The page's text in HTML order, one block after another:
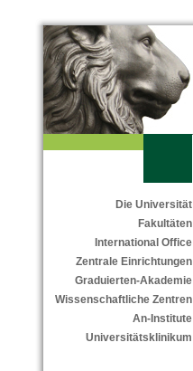
Die Universität
Fakultäten
International Office
Zentrale Einrichtungen
Graduierten-Akademie
Wissenschaftliche Zentren
An-Institute
Universitätsklinikum